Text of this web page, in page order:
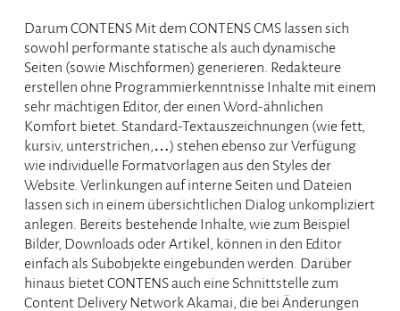
Darum CONTENS Mit dem CONTENS CMS lassen sich
sowohl performante statische als auch dynamische
Seiten (sowie Mischformen) generieren. Redakteure
erstellen ohne Programmierkenntnisse Inhalte mit einem
sehr mächtigen Editor, der einen Word-ähnlichen
Komfort bietet. Standard-Textauszeichnungen (wie fett,
kursiv, unterstrichen,…) stehen ebenso zur Verfügung
wie individuelle Formatvorlagen aus den Styles der
Website. Verlinkungen auf interne Seiten und Dateien
lassen sich in einem übersichtlichen Dialog unkompliziert
anlegen. Bereits bestehende Inhalte, wie zum Beispiel
Bilder, Downloads oder Artikel, können in den Editor
einfach als Subobjekte eingebunden werden. Darüber
hinaus bietet CONTENS auch eine Schnittstelle zum
Content Delivery Network Akamai, die bei Änderungen